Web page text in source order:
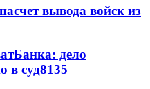
вывода войск из
дело
в суд8135